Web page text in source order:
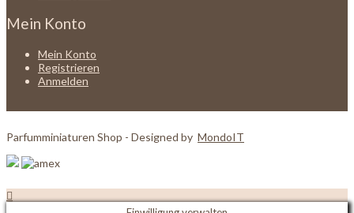
Mein Konto
Mein Konto
Registrieren
Anmelden
Parfumminiaturen Shop - Designed by MondoIT